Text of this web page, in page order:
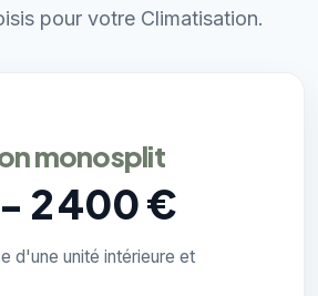
pour votre Climatisation.
monosplit
- 2 400 €
d'une unité intérieure et